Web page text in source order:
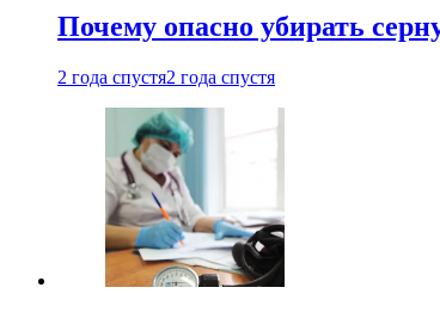
Почему опасно убирать
2 года спустя2 года спустя